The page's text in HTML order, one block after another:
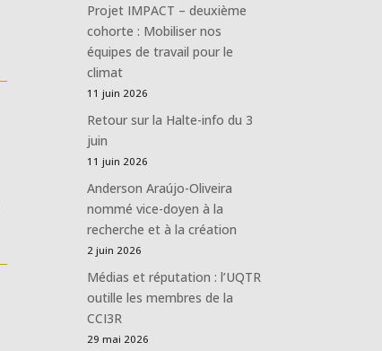
Projet IMPACT – deuxième
cohorte : Mobiliser nos
équipes de travail pour le
climat
11 juin 2026
Retour sur la Halte-info du 3
juin
11 juin 2026
Anderson Araújo-Oliveira
nommé vice-doyen à la
recherche et à la création
2 juin 2026
Médias et réputation : l’UQTR
outille les membres de la
CCI3R
29 mai 2026